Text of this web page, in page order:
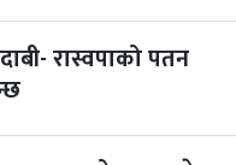
रास्वपाको पतन